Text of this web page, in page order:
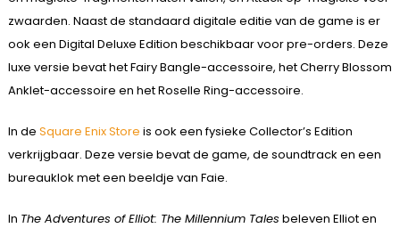
zwaarden. Naast de standaard digitale editie van de game is er
ook een Digital Deluxe Edition beschikbaar voor pre-orders. Deze
luxe versie bevat het Fairy Bangle-accessoire, het Cherry Blossom
Anklet-accessoire en het Roselle Ring-accessoire.
In de Square Enix Store is ook een fysieke Collector’s Edition
verkrijgbaar. Deze versie bevat de game, de soundtrack en een
bureauklok met een beeldje van Faie.
In The Adventures of Elliot: The Millennium Tales beleven Elliot en